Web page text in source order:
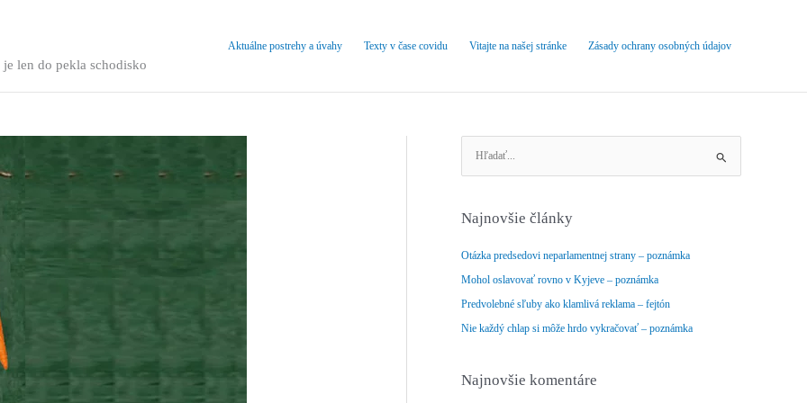
len do pekla schodisko
Aktuálne postrehy a úvahy Texty v čase covidu Vitajte na našej stránke Zásady ochrany osobných údajov
ľ
d
a
ť
Najnovšie články
Otázka predsedovi neparlamentnej strany – poznámka
Mohol oslavovať rovno v Kyjeve – poznámka
Predvolebné sľuby ako klamlivá reklama – fejtón
Nie každý chlap si môže hrdo vykračovať – poznámka
Najnovšie komentáre